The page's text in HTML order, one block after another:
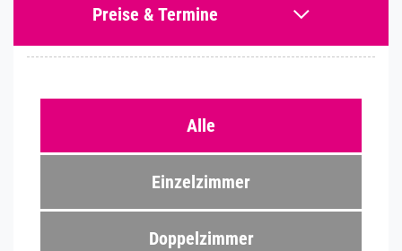
Preise & Termine
Alle
Einzelzimmer
Doppelzimmer